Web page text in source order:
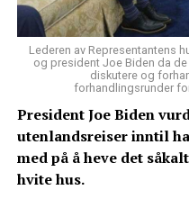
Lederen av Representantens
og president Joe Biden da
diskutere og
forhandlingsrunder
President Joe Biden
utenlandsreiser inntil
med på å heve det
hvite hus.